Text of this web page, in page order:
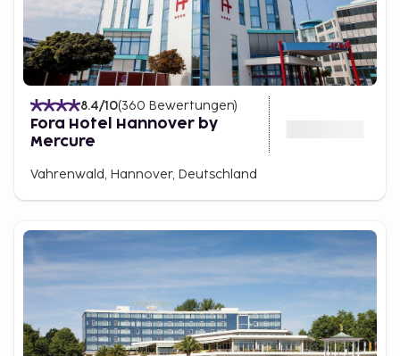
8.4/10(360 Bewertungen)
Fora Hotel Hannover by
Mercure
Vahrenwald, Hannover, Deutschland